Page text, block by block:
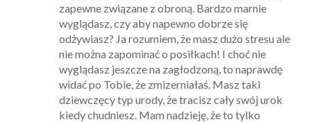
zapewne związane z obroną. Bardzo marnie
wyglądasz, czy aby napewno dobrze się
odżywiasz? Ja rozumiem, że masz dużo stresu ale
nie można zapominać o posiłkach! I choć nie
wyglądasz jeszcze na zagłodzoną, to naprawdę
widać po Tobie, że zmizerniałaś. Masz taki
dziewczęcy typ urody, że tracisz cały swój urok
kiedy chudniesz. Mam nadzieję, że to tylko